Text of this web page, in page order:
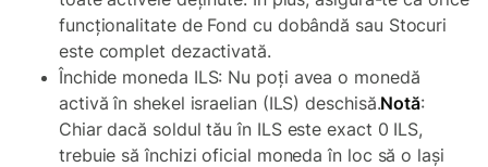
funcționalitate de Fond cu dobândă sau Stocuri
este complet dezactivată.
Închide moneda ILS: Nu poți avea o monedă
activă în shekel israelian (ILS) deschisă.Notă:
Chiar dacă soldul tău în ILS este exact 0 ILS,
trebuie să închizi oficial moneda în loc să o lași